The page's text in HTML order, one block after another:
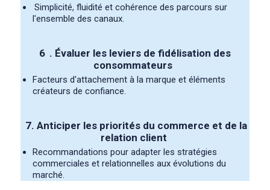
Simplicité, fluidité et cohérence des parcours sur
l'ensemble des canaux.
6 . Évaluer les leviers de fidélisation des
consommateurs
Facteurs d'attachement à la marque et éléments
créateurs de confiance.
7. Anticiper les priorités du commerce et de la
relation client
Recommandations pour adapter les stratégies
commerciales et relationnelles aux évolutions du
marché.